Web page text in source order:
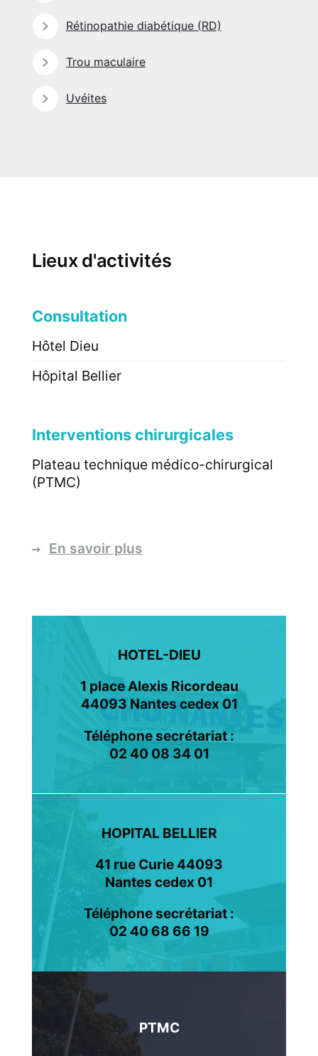
Rétinopathie diabétique (RD)
Trou maculaire
Uvéites
Lieux d'activités
Consultation
Hôtel Dieu
Hôpital Bellier
Interventions chirurgicales
Plateau technique médico-chirurgical
(PTMC)
En savoir plus
HOTEL-DIEU
1 place Alexis Ricordeau
44093 Nantes cedex 01
Téléphone secrétariat :
02 40 08 34 01
HOPITAL BELLIER
41 rue Curie 44093
Nantes cedex 01
Téléphone secrétariat :
02 40 68 66 19
PTMC